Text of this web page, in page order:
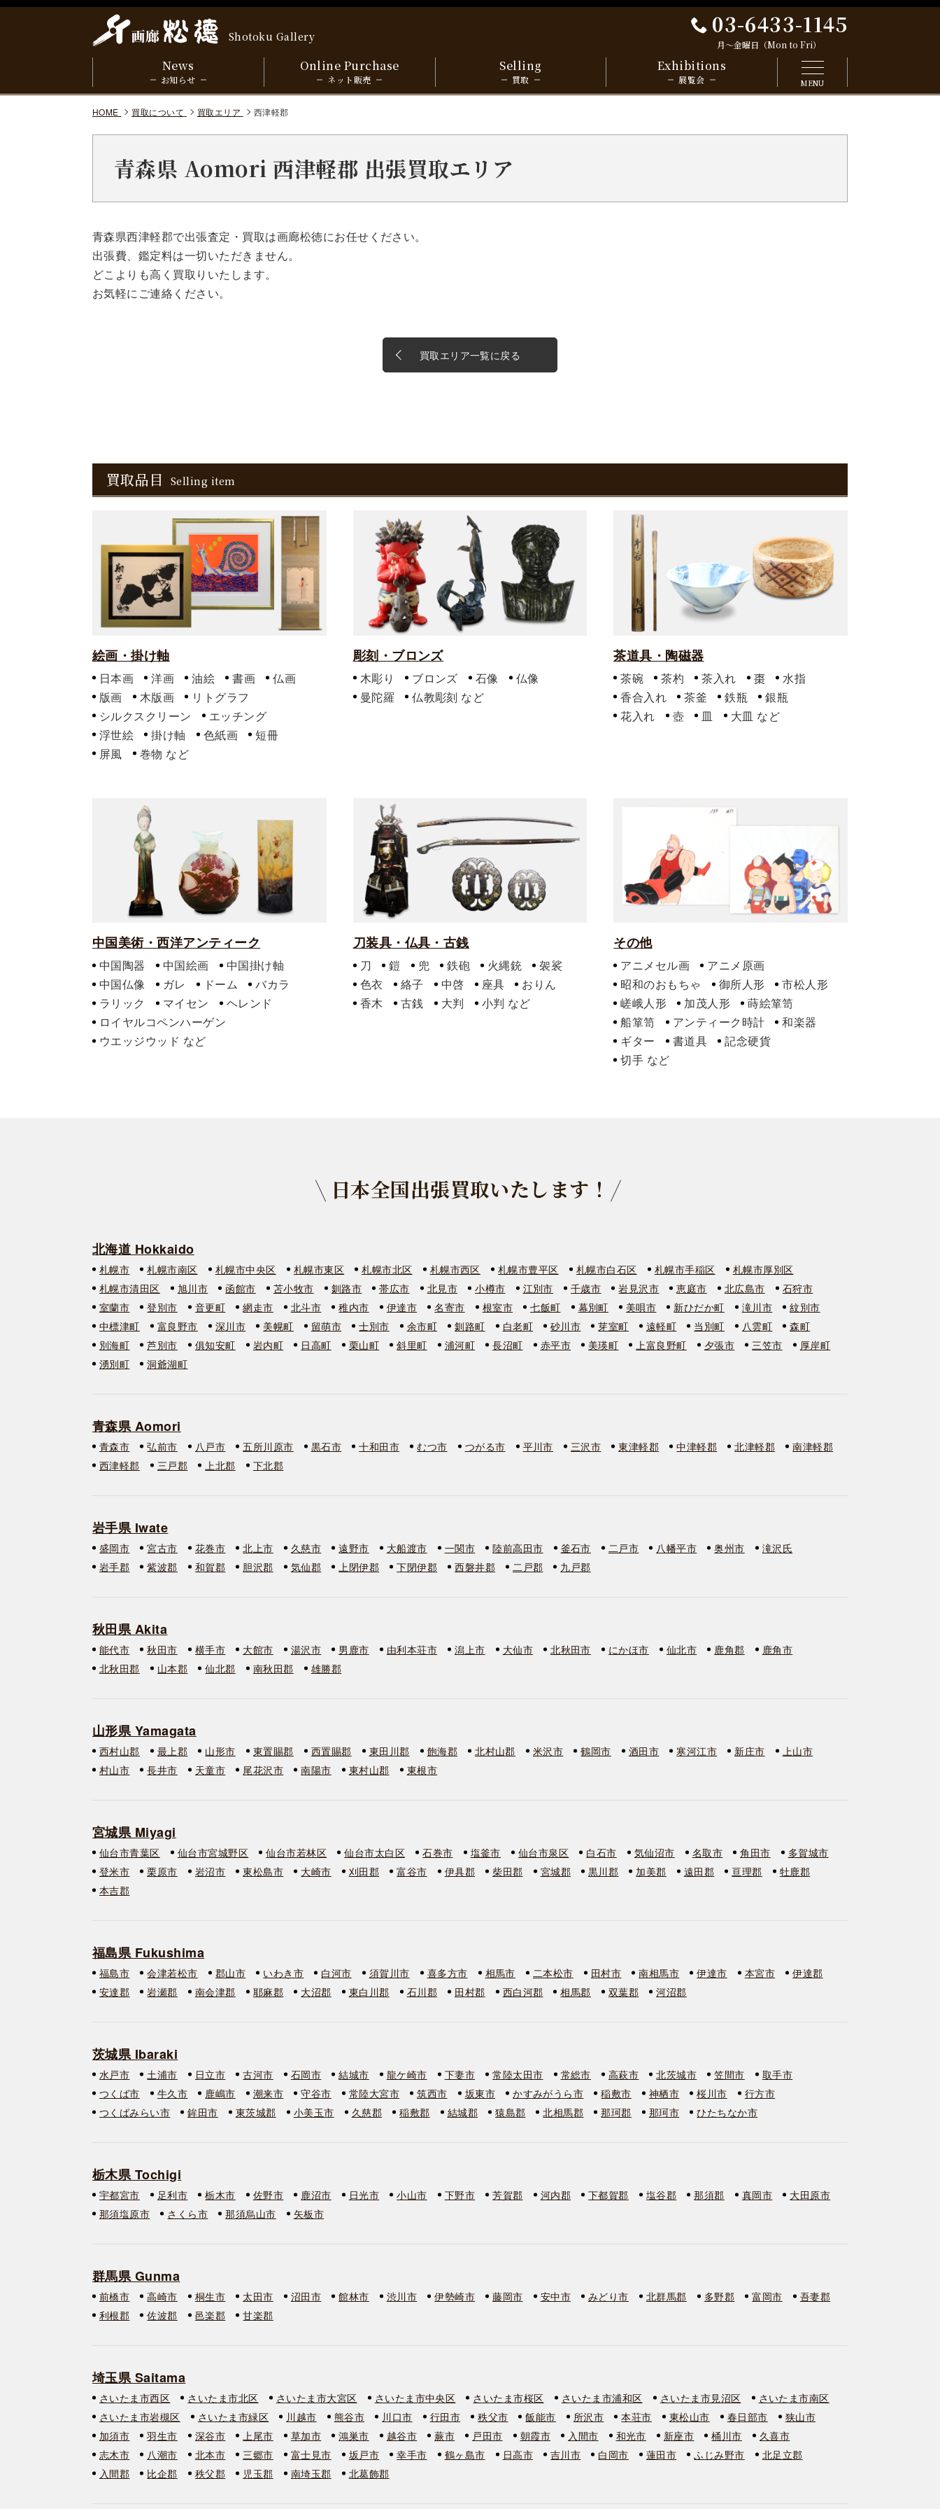
Shotoku Gallery 03-6433-1145
月～金曜日（Mon to Fri）
MENU
News
お知らせ
Online Purchase
ネット販売
Selling
買取
Exhibitions
展覧会
HOME 買取について 買取エリア 西津軽郡
青森県 Aomori 西津軽郡 出張買取エリア
青森県西津軽郡で出張査定・買取は画廊松徳にお任せください。
出張費、鑑定料は一切いただきません。
どこよりも高く買取りいたします。
お気軽にご連絡ください。
買取エリア一覧に戻る
買取品目 Selling item
絵画・掛け軸
日本画 洋画 油絵 書画
仏画
版画
木版画
リトグラフ
シルクスクリーン
エッチング
浮世絵
掛け軸 色紙画
短冊
屏風
巻物
彫刻・ブロンズ
木彫り ブロンズ 石像
仏像
曼陀羅
仏教彫刻
茶道具・陶磁器
茶碗 茶杓 茶入れ 棗
水指
香合入れ
茶釜 鉄瓶
銀瓶
花入れ
壺 皿 大皿
中国美術・西洋アンティーク
中国陶器 中国絵画
中国掛け軸
中国仏像
ガレ ドーム
バカラ
ラリック
マイセン
ヘレンド
ロイヤルコペンハーゲン
ウエッジウッド
刀装具・仏具・古銭
刀 鎧 兜 鉄砲 火縄銃
袈裟
色衣
絡子 中啓 座具
おりん
香木
古銭 大判 小判
その他
アニメセル画
アニメ原画
昭和のおもちゃ
御所人形
市松人形
嵯峨人形
加茂人形
蒔絵箪笥
船箪笥
アンティーク時計
和楽器
ギター
書道具
記念硬貨
切手
日本全国出張買取いたします！
北海道 Hokkaido
札幌市 札幌市南区 札幌市中央区 札幌市東区 札幌市北区 札幌市西区 札幌市豊平区 札幌市白石区 札幌市手稲区
札幌市厚別区
札幌市清田区
旭川市 函館市 苫小牧市 釧路市 帯広市 北見市 小樽市 江別市 千歳市 岩見沢市 恵庭市 北広島市
石狩市
室蘭市
登別市 音更町 網走市 北斗市 稚内市 伊達市 名寄市 根室市 七飯町 幕別町 美唄市 新ひだか町 滝川市
紋別市
中標津町
富良野市 深川市 美幌町 留萌市 士別市 余市町 釧路町 白老町 砂川市 芽室町 遠軽町 当別町 八雲町
森町
別海町
芦別市 俱知安町 岩内町 日高町 栗山町 斜里町 浦河町 長沼町 赤平市 美瑛町 上富良野町 夕張市 三笠市
厚岸町
湧別町
洞爺湖町
青森県 Aomori
青森市 弘前市 八戸市 五所川原市 黒石市 十和田市 むつ市 つがる市 平川市 三沢市 東津軽郡 中津軽郡 北津軽郡
南津軽郡
西津軽郡
三戸郡 上北郡 下北郡
岩手県 Iwate
盛岡市 宮古市 花巻市 北上市 久慈市 遠野市 大船渡市 一関市 陸前高田市 釜石市 二戸市 八幡平市 奥州市
滝沢氏
岩手郡
紫波郡 和賀郡 胆沢郡 気仙郡 上閉伊郡 下閉伊郡 西磐井郡 二戸郡 九戸郡
秋田県 Akita
能代市 秋田市 横手市 大館市 湯沢市 男鹿市 由利本荘市 潟上市 大仙市 北秋田市 にかほ市 仙北市 鹿角郡
鹿角市
北秋田郡
山本郡 仙北郡 南秋田郡 雄勝郡
山形県 Yamagata
西村山郡 最上郡 山形市 東置賜郡 西置賜郡 東田川郡 飽海郡 北村山郡 米沢市 鶴岡市 酒田市 寒河江市 新庄市
上山市
村山市
長井市 天童市 尾花沢市 南陽市 東村山郡 東根市
宮城県 Miyagi
仙台市青葉区 仙台市宮城野区 仙台市若林区 仙台市太白区 石巻市 塩釜市 仙台市泉区 白石市 気仙沼市 名取市 角田市
多賀城市
登米市
栗原市 岩沼市 東松島市 大崎市 刈田郡 富谷市 伊具郡 柴田郡 宮城郡 黒川郡 加美郡 遠田郡 亘理郡
牡鹿郡
本吉郡
福島県 Fukushima
福島市 会津若松市 郡山市 いわき市 白河市 須賀川市 喜多方市 相馬市 二本松市 田村市 南相馬市 伊達市 本宮市
伊達郡
安達郡
岩瀬郡 南会津郡 耶麻郡 大沼郡 東白川郡 石川郡 田村郡 西白河郡 相馬郡 双葉郡 河沼郡
茨城県 Ibaraki
水戸市 土浦市 日立市 古河市 石岡市 結城市 龍ケ崎市 下妻市 常陸太田市 常総市 高萩市 北茨城市 笠間市
取手市
つくば市
牛久市 鹿嶋市 潮来市 守谷市 常陸大宮市 筑西市 坂東市 かすみがうら市 稲敷市 神栖市 桜川市
行方市
つくばみらい市
鉾田市 東茨城郡 小美玉市 久慈郡 稲敷郡 結城郡 猿島郡 北相馬郡 那珂郡 那珂市 ひたちなか市
栃木県 Tochigi
宇都宮市 足利市 栃木市 佐野市 鹿沼市 日光市 小山市 下野市 芳賀郡 河内郡 下都賀郡 塩谷郡 那須郡 真岡市
大田原市
那須塩原市
さくら市 那須烏山市 矢板市
群馬県 Gunma
前橋市 高崎市 桐生市 太田市 沼田市 館林市 渋川市 伊勢崎市 藤岡市 安中市 みどり市 北群馬郡 多野郡 富岡市
吾妻郡
利根郡
佐波郡 邑楽郡 甘楽郡
埼玉県 Saitama
さいたま市西区 さいたま市北区 さいたま市大宮区 さいたま市中央区 さいたま市桜区 さいたま市浦和区 さいたま市見沼区
さいたま市南区
さいたま市岩槻区
さいたま市緑区 川越市 熊谷市 川口市 行田市 秩父市 飯能市 所沢市 本荘市 東松山市 春日部市
狭山市
加須市
羽生市 深谷市 上尾市 草加市 鴻巣市 越谷市 蕨市 戸田市 朝霞市 入間市 和光市 新座市 桶川市
久喜市
志木市
八潮市 北本市 三郷市 富士見市 坂戸市 幸手市 鶴ヶ島市 日高市 吉川市 白岡市 蓮田市 ふじみ野市
北足立郡
入間郡
比企郡 秩父郡 児玉郡 南埼玉郡 北葛飾郡